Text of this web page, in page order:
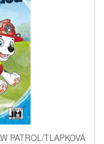
PATROL/TLAPKOVÁ